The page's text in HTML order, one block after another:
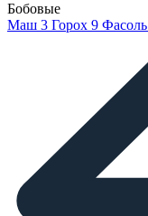
Бобовые
Маш 3 Горох 9 Фасоль